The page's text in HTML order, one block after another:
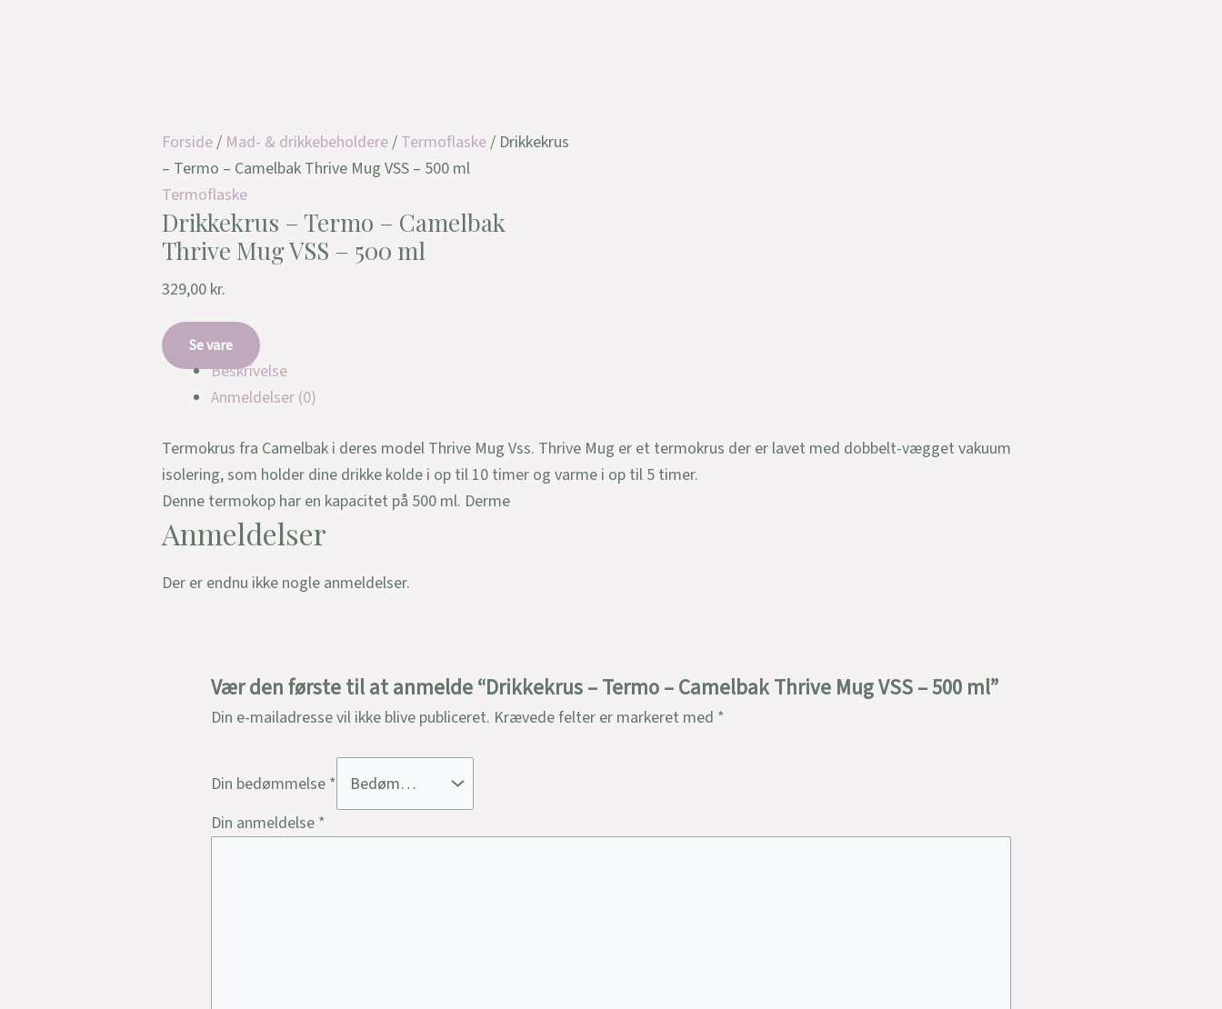
Forside/ Mad- & drikkebeholdere/ Termoflaske/ Drikkekrus
– Termo – Camelbak Thrive Mug VSS – 500 ml
Termoflaske
Drikkekrus – Termo – Camelbak
Thrive Mug VSS – 500 ml
329,00 kr.
Se vare
Beskrivelse
Anmeldelser (0)
Termokrus fra Camelbak i deres model Thrive Mug Vss. Thrive Mug er et termokrus der er lavet med dobbelt-vægget vakuum
isolering, som holder dine drikke kolde i op til 10 timer og varme i op til 5 timer.
Denne termokop har en kapacitet på 500 ml. Derme
Anmeldelser
Der er endnu ikke nogle anmeldelser.
Vær den første til at anmelde “Drikkekrus – Termo – Camelbak Thrive Mug VSS – 500 ml”
Din e-mailadresse vil ikke blive publiceret. Krævede felter er markeret med *
Din bedømmelse *
Din anmeldelse *